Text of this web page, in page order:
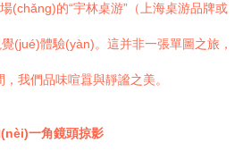
(chǎng)的“宇林桌游”（上海桌游品牌或
(jué)體驗(yàn)。這并非一張單圖之旅，
我們品味喧囂與靜謐之美。
一角鏡頭掠影